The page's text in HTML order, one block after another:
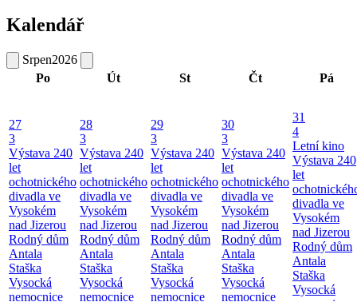
Kalendář
Srpen2026
Po
Út St Čt Pá
27
3
Výstava 240
let
ochotnického
divadla ve
Vysokém
nad Jizerou
Rodný dům
Antala
Staška
Vysocká
nemocnice
28
3
Výstava 240
let
ochotnického
divadla ve
Vysokém
nad Jizerou
Rodný dům
Antala
Staška
Vysocká
nemocnice
29
3
Výstava 240
let
ochotnického
divadla ve
Vysokém
nad Jizerou
Rodný dům
Antala
Staška
Vysocká
nemocnice
30
3
Výstava 240
let
ochotnického
divadla ve
Vysokém
nad Jizerou
Rodný dům
Antala
Staška
Vysocká
nemocnice
31
4
Letní kino
Výstava 240
let
divadla ve
Vysokém
nad Jizerou
Rodný dům
Antala
Staška
Vysocká